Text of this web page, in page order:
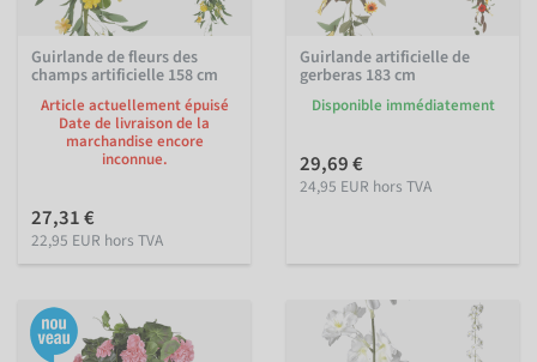
Guirlande de fleurs des
champs artificielle 158 cm
Article actuellement épuisé
Date de livraison de la
marchandise encore
inconnue.
27,31 €
22,95 EUR hors TVA
Guirlande artificielle de
gerberas 183 cm
Disponible immédiatement
29,69 €
24,95 EUR hors TVA